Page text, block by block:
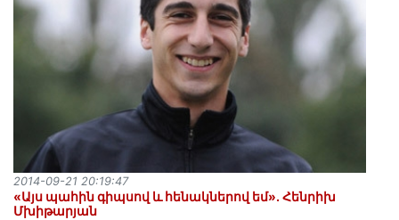
«Այս պահին գիպսով և հենակներով եմ». Հենրիխ
Մխիթարյան
2014-09-21 20:19:47